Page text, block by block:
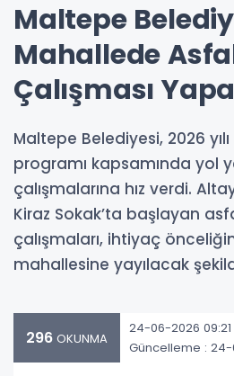
Maltepe
Mahallede
Çalışması
Maltepe Belediyesi, 2026
programı kapsamında yol
çalışmalarına hız verdi.
Kiraz Sokak’ta başlayan
çalışmaları, ihtiyaç
mahallesine yayılacak
296 OKUNMA
24-06-2026 09:21
Güncelleme : 24-